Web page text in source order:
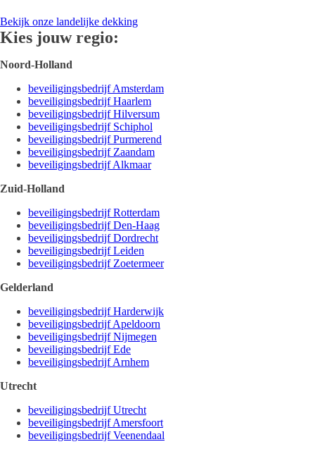
Bekijk onze landelijke dekking
Kies jouw regio:
Noord-Holland
beveiligingsbedrijf Amsterdam
beveiligingsbedrijf Haarlem
beveiligingsbedrijf Hilversum
beveiligingsbedrijf Schiphol
beveiligingsbedrijf Purmerend
beveiligingsbedrijf Zaandam
beveiligingsbedrijf Alkmaar
Zuid-Holland
beveiligingsbedrijf Rotterdam
beveiligingsbedrijf Den-Haag
beveiligingsbedrijf Dordrecht
beveiligingsbedrijf Leiden
beveiligingsbedrijf Zoetermeer
Gelderland
beveiligingsbedrijf Harderwijk
beveiligingsbedrijf Apeldoorn
beveiligingsbedrijf Nijmegen
beveiligingsbedrijf Ede
beveiligingsbedrijf Arnhem
Utrecht
beveiligingsbedrijf Utrecht
beveiligingsbedrijf Amersfoort
beveiligingsbedrijf Veenendaal